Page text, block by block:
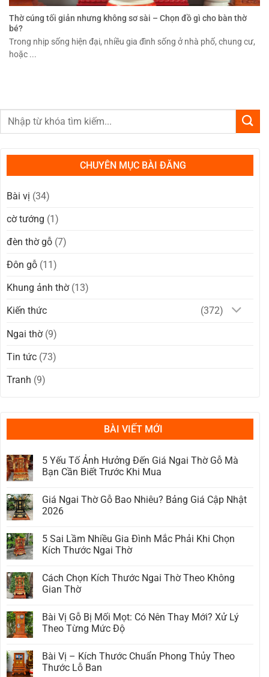
Thờ cúng tối giản nhưng không sơ sài – Chọn đồ gì cho bàn thờ
bé?
Trong nhịp sống hiện đại, nhiều gia đình sống ở nhà phố, chung cư,
hoặc ...
CHUYÊN MỤC BÀI ĐĂNG
Bài vị (34)
cờ tướng (1)
đèn thờ gỗ (7)
Đôn gỗ (11)
Khung ảnh thờ(13)
Kiến thức (372)
Ngai thờ(9)
Tin tức (73)
Tranh (9)
BÀI VIẾT MỚI
5 Yếu Tố Ảnh Hưởng Đến Giá Ngai Thờ Gỗ Mà
Bạn Cần Biết Trước Khi Mua
bình
luận
ở
Tố
Ảnh
Hưởng
Ngai
Thờ
Gỗ
Cần
Biết
Trước
Giá Ngai Thờ Gỗ Bao Nhiêu? Bảng Giá Cập Nhật
2026
bình
luận
ở
Thờ
Gỗ
Bao
Giá
Cập
Nhật
5 Sai Lầm Nhiều Gia Đình Mắc Phải Khi Chọn
Kích Thước Ngai Thờ
bình
luận
ở
Lầm
Nhiều
Gia
Phải
Khi
Chọn
Cách Chọn Kích Thước Ngai Thờ Theo Không
Gian Thờ
bình
luận
Kích
Thước
Ngai
Bài Vị Gỗ Bị Mối Mọt: Có Nên Thay Mới? Xử Lý
Theo Từng Mức Độ
bình
luận
Bài Vị – Kích Thước Chuẩn Phong Thủy Theo
Thước Lỗ Ban